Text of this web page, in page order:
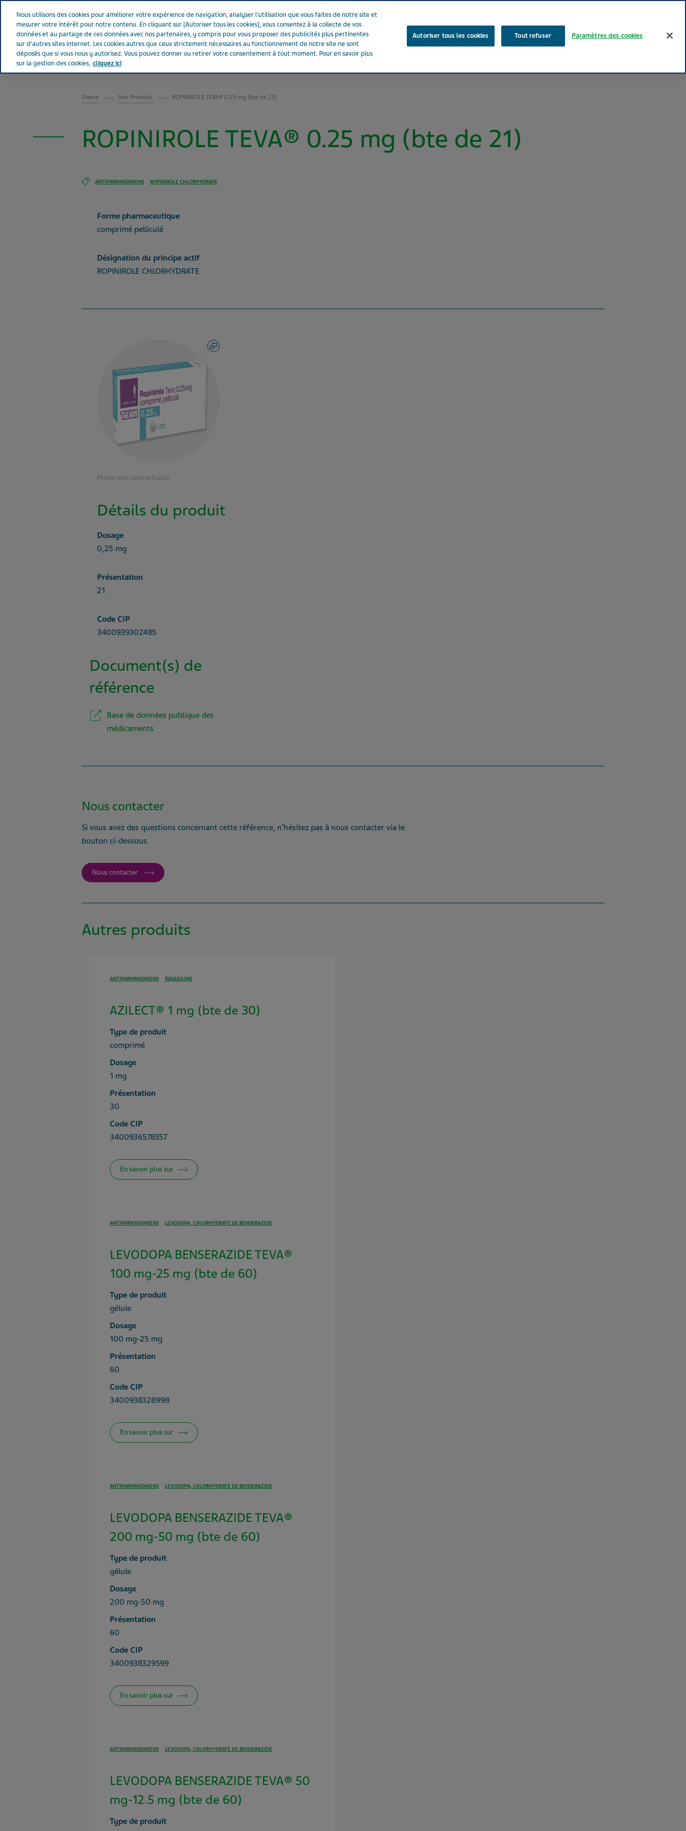
Aller sur Tevapharm
FRANCE
France Nos Produits ROPINIROLE TEVA® 0.25 mg (bte de 21)
ROPINIROLE TEVA® 0.25 mg (bte de 21)
ANTIPARKINSONIENS ROPINIROLE CHLORHYDRATE
Forme pharmaceutique
comprimé pelliculé
Désignation du principe actif
ROPINIROLE CHLORHYDRATE
Photo non contractuelle
Détails du produit
Dosage
0,25 mg
Présentation
21
Code CIP
3400939302485
Document(s) de
référence
Base de données publique des
médicaments
Nous contacter
Si vous avez des questions concernant cette référence, n’hésitez pas à nous contacter via le
bouton ci-dessous.
Nous contacter
Autres produits
ANTIPARKINSONIENS RASAGILINE
AZILECT® 1 mg (bte de 30)
Type de produit
comprimé
Dosage
1 mg
Présentation
30
Code CIP
3400936578357
En savoir plus sur
ANTIPARKINSONIENS LEVODOPA, CHLORHYDRATE DE BENSERAZIDE
LEVODOPA BENSERAZIDE TEVA®
100 mg-25 mg (bte de 60)
Type de produit
gélule
Dosage
100 mg-25 mg
Présentation
60
Code CIP
3400938328998
En savoir plus sur
ANTIPARKINSONIENS LEVODOPA, CHLORHYDRATE DE BENSERAZIDE
LEVODOPA BENSERAZIDE TEVA®
200 mg-50 mg (bte de 60)
Type de produit
gélule
Dosage
200 mg-50 mg
Présentation
60
Code CIP
3400938329599
En savoir plus sur
ANTIPARKINSONIENS LEVODOPA, CHLORHYDRATE DE BENSERAZIDE
LEVODOPA BENSERAZIDE TEVA® 50
mg-12.5 mg (bte de 60)
Type de produit
Nous utilisons des cookies pour améliorer votre expérience de navigation, analyser l’utilisation que vous faites de notre site et
mesurer votre intérêt pour notre contenu. En cliquant sur [Autoriser tous les cookies], vous consentez à la collecte de vos
données et au partage de ces données avec nos partenaires, y compris pour vous proposer des publicités plus pertinentes
sur d'autres sites internet. Les cookies autres que ceux strictement nécessaires au fonctionnement de notre site ne sont
déposés que si vous nous y autorisez. Vous pouvez donner ou retirer votre consentement à tout moment. Pour en savoir plus
sur la gestion des cookies, cliquez ici
Autoriser tous les cookies Tout refuser Paramètres des cookies